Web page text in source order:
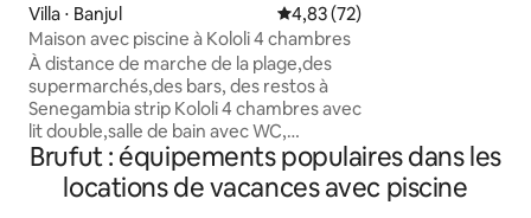
Villa ⋅ Banjul Évaluation moyenne sur la
4,83 (72)
Maison avec piscine à Kololi 4 chambres
À distance de marche de la plage,des
supermarchés,des bars, des restos à
Senegambia strip Kololi 4 chambres avec
lit double,salle de bain avec WC,
douche,coffre-
fort,ventilateur,climatisation. Salon avec
télévision,ventilateur et canapé. salle à
des gardiens 24
chambres sont
Brufut : équipements populaires dans les
locations de vacances avec piscine